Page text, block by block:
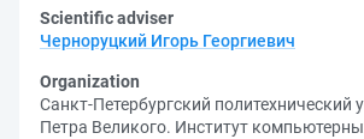
Scientific adviser
Черноруцкий Игорь Георгиевич
Organization
Санкт-Петербургский политехнический
Петра Великого. Институт